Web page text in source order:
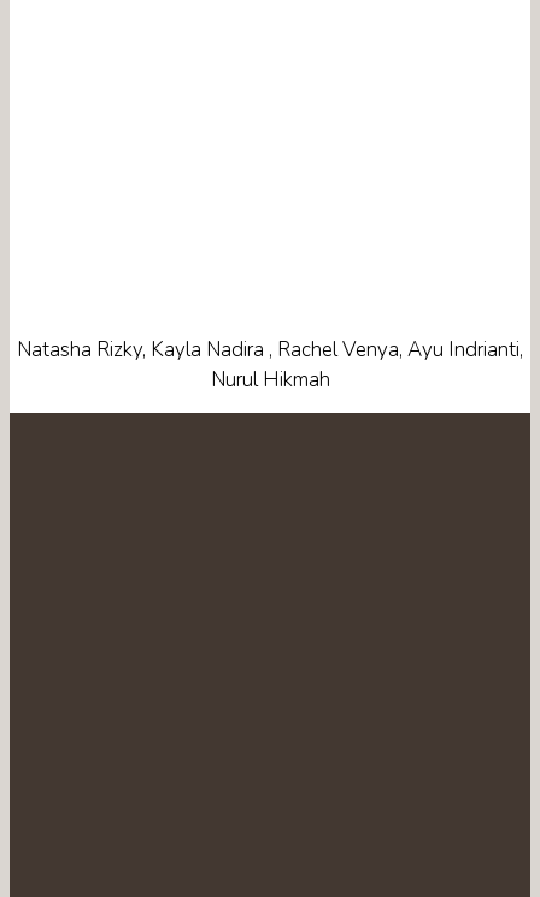
Natasha Rizky, Kayla Nadira , Rachel Venya, Ayu Indrianti,
Nurul Hikmah